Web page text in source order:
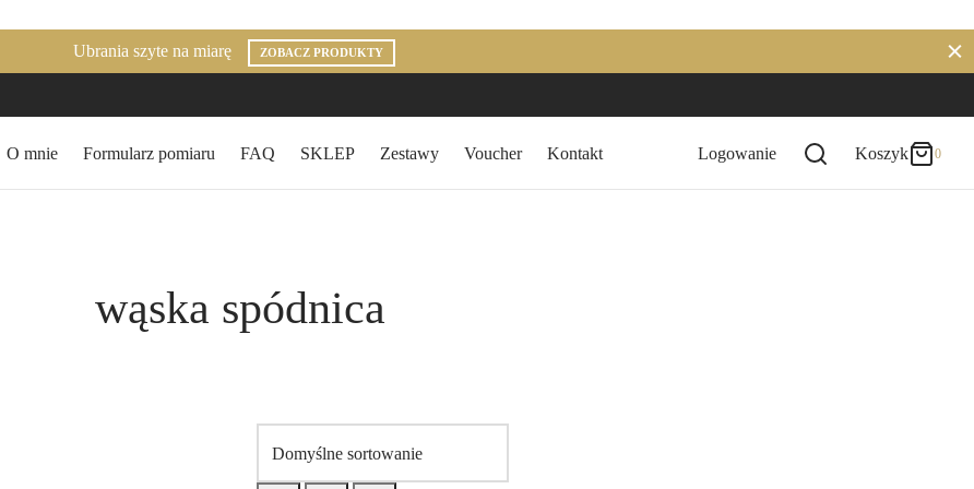
Ubrania szyte na miarę
ZOBACZ PRODUKTY
O mnie Formularz pomiaru FAQ SKLEP Zestawy Voucher Kontakt Logowanie Koszyk 0
wąska spódnica